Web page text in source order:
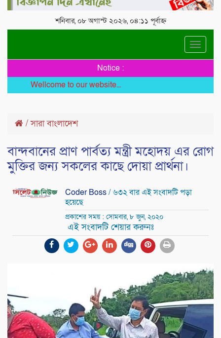
শনিবার, ০৮ অগাস্ট ২০২৬, ০৪:১১ পূর্বাহ্ন
Toggle
Notice :
Wellcome to our website...
/সারা বাংলাদেশ
বান্দবানের প্রাণ পার্বত্য মন্ত্রী মহোদয় এর রোগ
মুক্তির জন্য সকলের কাছে দোয়া প্রার্থনা।
Coder Boss/ ৬৩২ বার এই সংবাদটি পড়া
হয়েছে
প্রকাশের সময় : সোমবার, ৮ জুন, ২০২০
এই সংবাদটি শেয়ার করুনঃ